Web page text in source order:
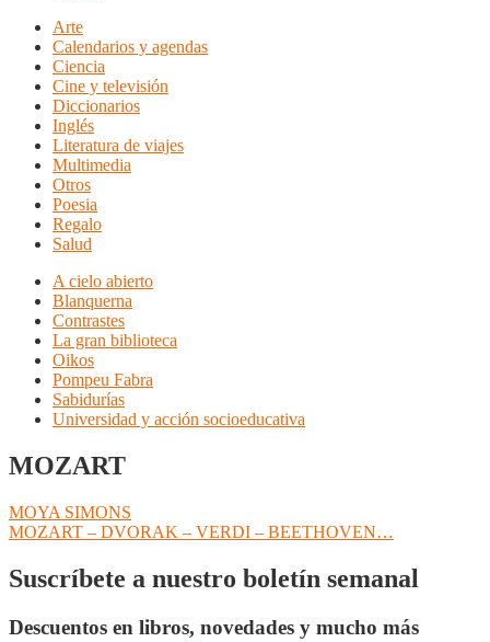
Arte
Calendarios y agendas
Ciencia
Cine y televisión
Diccionarios
Inglés
Literatura de viajes
Multimedia
Otros
Poesia
Regalo
Salud
A cielo abierto
Blanquerna
Contrastes
La gran biblioteca
Oikos
Pompeu Fabra
Sabidurías
Universidad y acción socioeducativa
MOZART
Navegación
de
entradas
Anterior:
MOYA SIMONS
Siguiente:
MOZART – DVORAK – VERDI – BEETHOVEN…
Suscríbete a nuestro boletín semanal
Descuentos en libros, novedades y mucho más